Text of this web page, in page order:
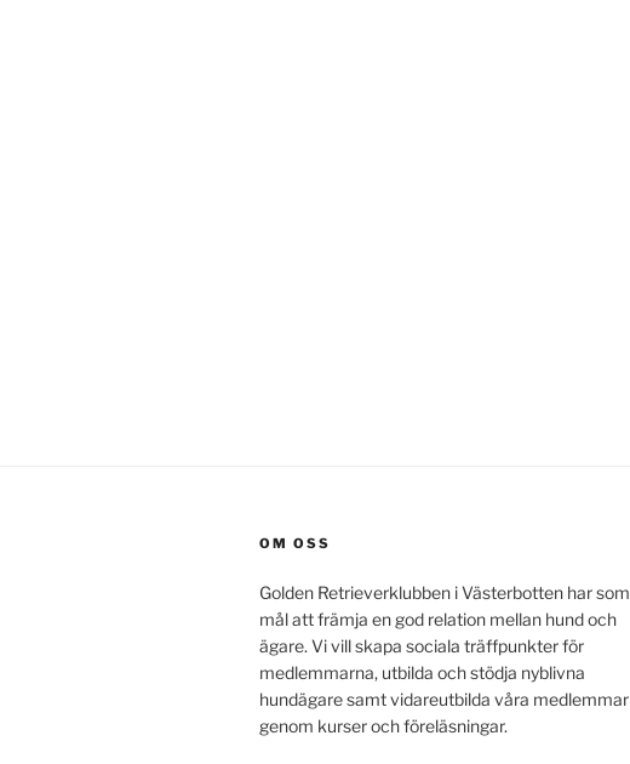
OM OSS
Golden Retrieverklubben i Västerbotten har som
mål att främja en god relation mellan hund och
ägare. Vi vill skapa sociala träffpunkter för
medlemmarna, utbilda och stödja nyblivna
hundägare samt vidareutbilda våra medlemmar
genom kurser och föreläsningar.